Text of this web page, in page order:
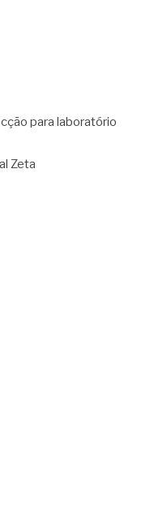
para laboratório
Zeta